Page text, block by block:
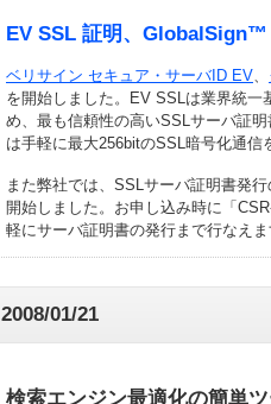
EV SSL 証明、GlobalSign™
ベリサイン セキュア・サーバID EV、
を開始しました。EV SSLは業界統一
め、最も信頼性の高いSSLサーバ証
は手軽に最大256bitのSSL暗号化通信
また弊社では、SSLサーバ証明書発
開始しました。お申し込み時に「
軽にサーバ証明書の発行まで行なえま
2008/01/21
検索エンジン最適化の簡単